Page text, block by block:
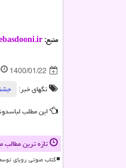
منبع:
1400/01/22
تگهای خبر:
این مطلب
تازه ترین مطالب
کتاب صوتی رویای